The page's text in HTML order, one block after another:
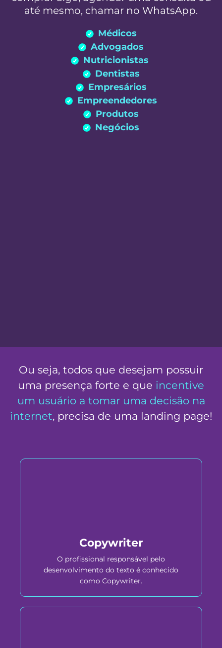
até mesmo, chamar no WhatsApp.
Médicos
Advogados
Nutricionistas
Dentistas
Empresários
Empreendedores
Produtos
Negócios
Ou seja, todos que desejam possuir
uma presença forte e que incentive
um usuário a tomar uma decisão na
internet, precisa de uma landing page!
Copywriter
O profissional responsável pelo
desenvolvimento do texto é conhecido
como Copywriter.